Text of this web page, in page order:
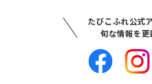
たびこふれ公式
旬な情報を更